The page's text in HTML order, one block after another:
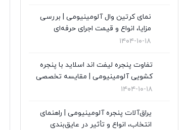
قیمت درب upvc (0)
نمای کرتین وال(4)
نمایندگی ویستابست
نمایندگی وین تک در تهران(13)
نمای کرتین وال آلومینیومی | بررسی
مزایا، انواع و قیمت اجرای حرفه‌ای
۱۴۰۴-۱۰-۱۸
تفاوت پنجره لیفت اند اسلاید با پنجره
کشویی آلومینیومی | مقایسه تخصصی
۱۴۰۴-۱۰-۱۸
یراق‌آلات پنجره آلومینیومی | راهنمای
انتخاب، انواع و تأثیر در عایق‌بندی